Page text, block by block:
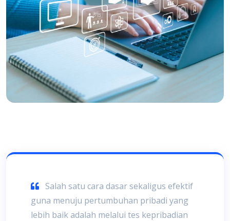
Salah satu cara dasar sekaligus efektif
guna menuju pertumbuhan pribadi yang
lebih baik adalah melalui tes kepribadian